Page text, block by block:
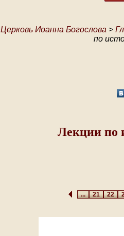
Церковь Иоанна Богослова >
по
Лекции по
...2122